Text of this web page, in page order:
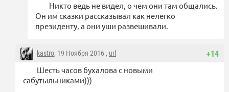
Никто ведь не видел, о чем они там общались.
Он им сказки рассказывал как нелегко
президенту, а они уши развешивали.
+14
kastro, 19 Ноября 2016 , url
Шесть часов бухалова с новыми
сабутыльниками)))